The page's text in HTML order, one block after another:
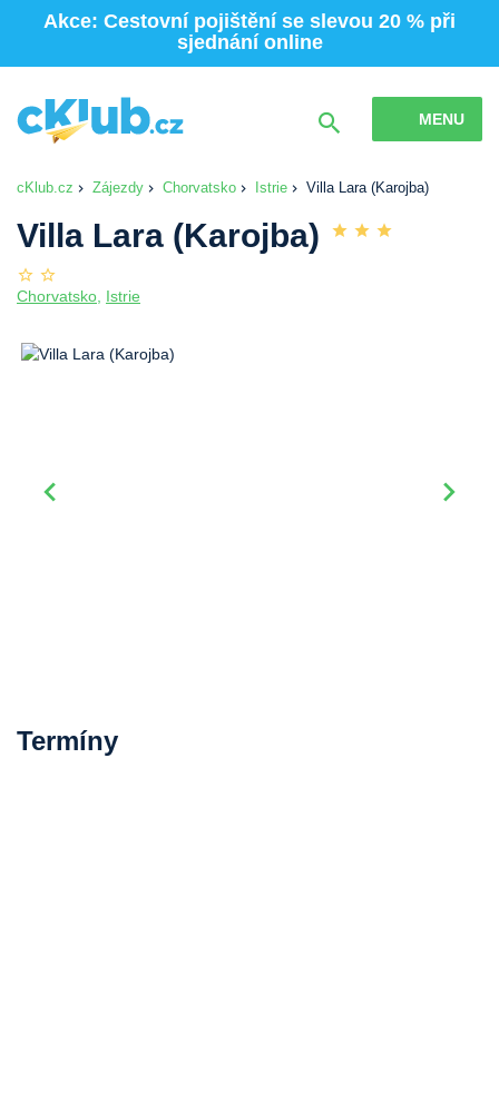
Akce: Cestovní pojištění se slevou 20 % při
sjednání online
MENU
cKlub.cz Zájezdy Chorvatsko Istrie Villa Lara (Karojba)
Villa Lara (Karojba)
Chorvatsko, Istrie
Termíny